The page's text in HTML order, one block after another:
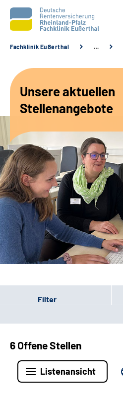
Unsere Angebote
Karriere
Beratungsstellen &
Zuweisende
Suche
Leichte Sprache
Gebärdensprache
Fachklinik Eußerthal …
Unsere aktuellen
Stellenangebote
Filter
6 Offene Stellen
Listenansicht